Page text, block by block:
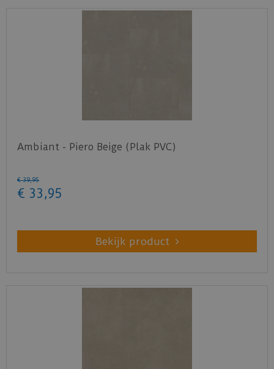
Ambiant - Piero Beige (Plak PVC)
€ 39,95
€ 33 ,95
Bekijk product